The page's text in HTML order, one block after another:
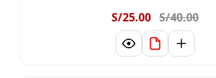
S/25.00 S/40.00